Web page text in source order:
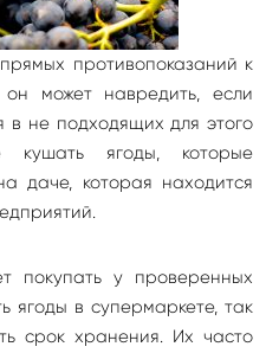
противопоказаний к
он может навредить, если
не подходящих для этого
кушать ягоды, которые
даче, которая находится
покупать у проверенных
ягоды в супермаркете, так
срок хранения. Их часто